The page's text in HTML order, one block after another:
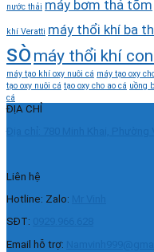
nước thải máy bơm thả tõm
khí Veratti máy thổi khí ba
sò máy thổi khí
máy tạo khí oxy nuôi cá máy tạo oxy
tạo oxy nuôi cá tạo oxy cho ao cá uồng
cá
ĐỊA CHỈ
Liên hệ
Hotline: Zalo:
SĐT:
Email hỗ trợ: